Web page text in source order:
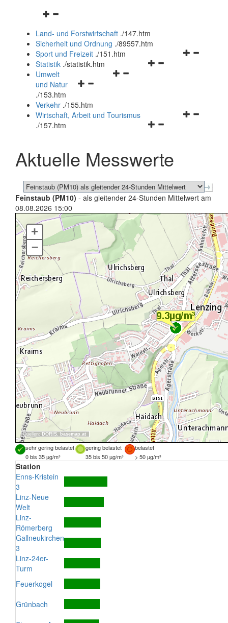
Navigationsmenü
und
schließen
Land- und Forstwirtschaft ./147.htm
Sicherheit und Ordnung ./89557.htm
Navigationsmenü
Sport und Freizeit ./151.htm
Navigationsmenü
Statistik ./statistik.htm
Navigationsmenü
und
schließen
Umwelt
und Natur
./153.htm
Verkehr ./155.htm
Navigationsmenü
schließen
Wirtschaft, Arbeit und Tourismus
./157.htm
Aktuelle Messwerte
Feinstaub (PM10) - als gleitender 24-Stunden Mittelwert am
08.08.2026 15:00
Quellen: DORIS, basemap.at
+
–
sehr gering belastet gering belastet
belastet
0 bis 35 µg/m³
35 bis 50 µg/m³ > 50 µg/m³
Station
Enns-Kristein
3
Linz-Neue
Welt
Linz-
Römerberg
Gallneukirchen
3
Linz-24er-
Turm
Feuerkogel
Grünbach